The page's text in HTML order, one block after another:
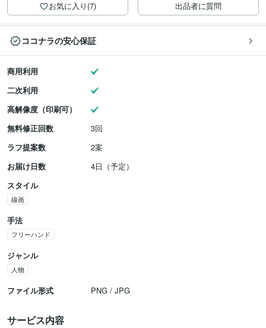
お気に入り(7) 出品者に質問
ココナラの安心保証
商用利用
二次利用
高解像度（印刷可）
無料修正回数
3回
ラフ提案数
2案
お届け日数
4日（予定）
スタイル
線画
手法
フリーハンド
ジャンル
人物
ファイル形式 PNG / JPG
サービス内容